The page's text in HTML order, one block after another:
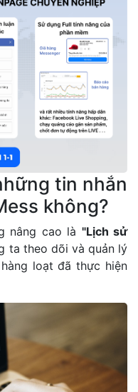
tin nhắn
không?
nâng cao là "Lịch sử
ta theo dõi và quản lý
loạt đã thực hiện